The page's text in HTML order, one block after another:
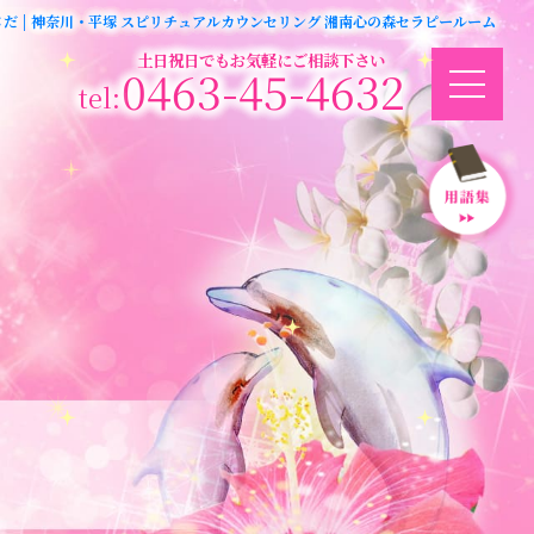
土日祝日でもお気軽にご相談下さい
0463-45-4632
| 神奈川・平塚 スピリチュアルカウンセリング 湘南心の森セラピールーム